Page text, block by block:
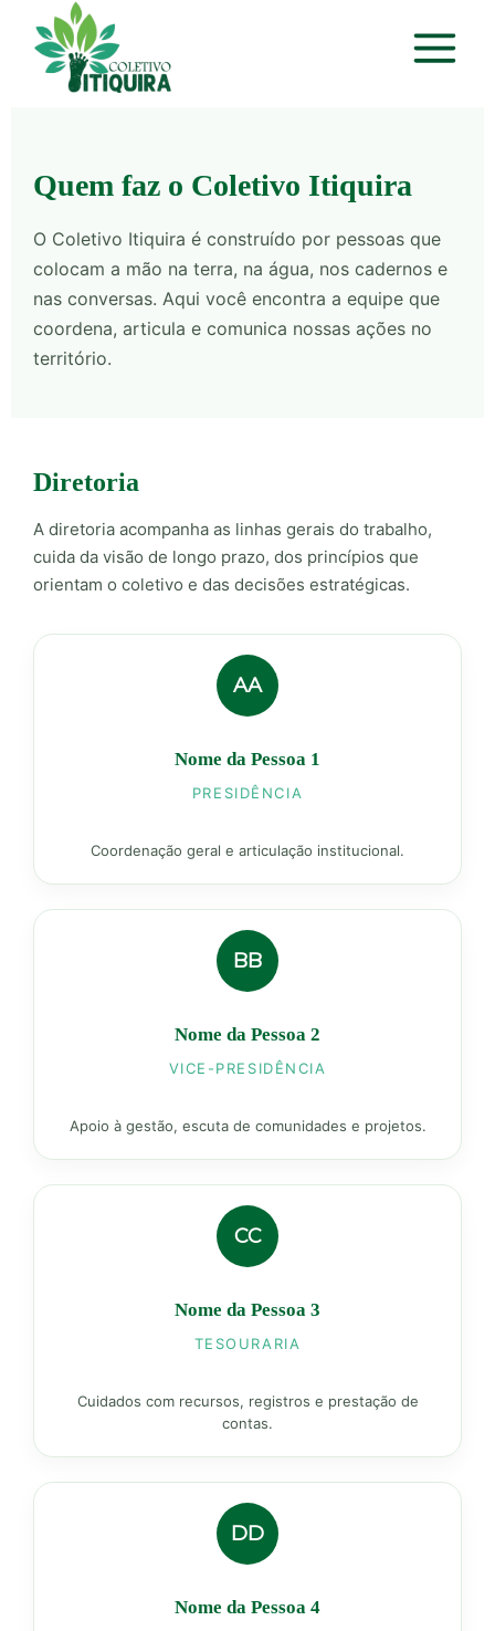
Quem faz o Coletivo Itiquira
O Coletivo Itiquira é construído por pessoas que
colocam a mão na terra, na água, nos cadernos e
nas conversas. Aqui você encontra a equipe que
coordena, articula e comunica nossas ações no
território.
Diretoria
A diretoria acompanha as linhas gerais do trabalho,
cuida da visão de longo prazo, dos princípios que
orientam o coletivo e das decisões estratégicas.
AA
Nome da Pessoa 1
PRESIDÊNCIA
Coordenação geral e articulação institucional.
BB
Nome da Pessoa 2
VICE-PRESIDÊNCIA
Apoio à gestão, escuta de comunidades e projetos.
CC
Nome da Pessoa 3
TESOURARIA
Cuidados com recursos, registros e prestação de
contas.
DD
Nome da Pessoa 4